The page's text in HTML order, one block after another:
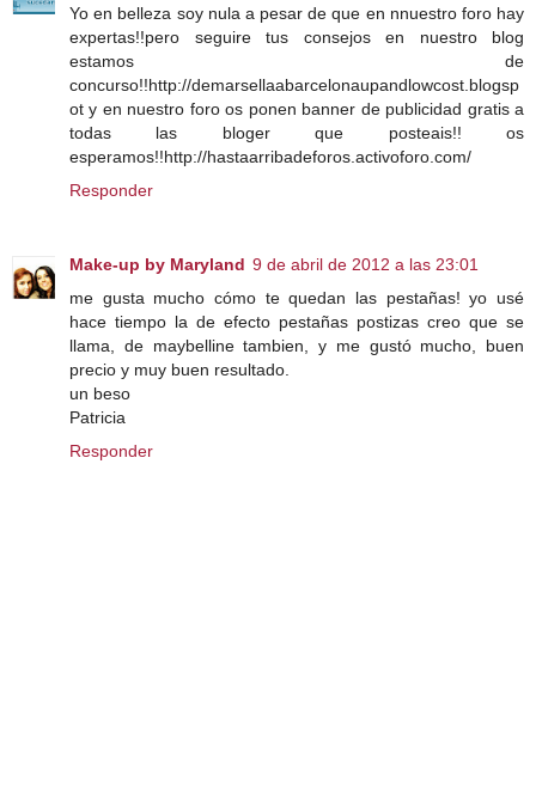
Yo en belleza soy nula a pesar de que en nnuestro foro hay
expertas!!pero seguire tus consejos en nuestro blog
estamos de
concurso!!http://demarsellaabarcelonaupandlowcost.blogsp
ot y en nuestro foro os ponen banner de publicidad gratis a
todas las bloger que posteais!! os
esperamos!!http://hastaarribadeforos.activoforo.com/
Responder
Make-up by Maryland 9 de abril de 2012 a las 23:01
me gusta mucho cómo te quedan las pestañas! yo usé
hace tiempo la de efecto pestañas postizas creo que se
llama, de maybelline tambien, y me gustó mucho, buen
precio y muy buen resultado.
un beso
Patricia
Responder